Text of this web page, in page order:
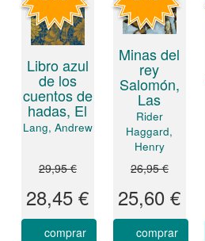
Libro azul
de los
cuentos de
hadas, El
Lang, Andrew
29,95 €
28,45 €
comprar
Minas del
rey
Salomón,
Las
Rider
Haggard,
Henry
26,95 €
25,60 €
comprar